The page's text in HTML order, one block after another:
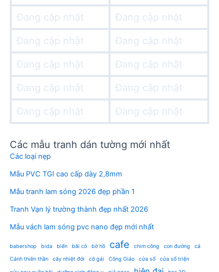
Đang cập nhật
Đang cập nhật
Đang cập nhật
Đang cập nhật
Đang cập nhật
Đang cập nhật
Đang cập nhật
Đang cập nhật
Đang cập nhật
Đang cập nhật
Các mẫu tranh dán tường mới nhất
Các loại nẹp
Mẫu PVC TGI cao cấp dày 2,8mm
Mẫu tranh lam sóng 2026 đẹp phần 1
Tranh Vạn lý trường thành đẹp nhất 2026
Mẫu vách lam sóng pvc nano đẹp mới nhất
babershop bida biển bãi cỏ bờ hồ cafe chim công con đường
cá
Cánh thiên thần
cây nhiệt đới cô gái Công Giáo cửa sổ cửa sổ triện